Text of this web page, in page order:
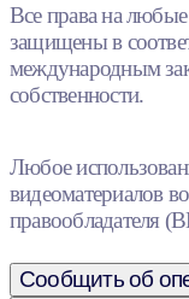
Все права на
защищены в
международным
собственности.
Любое
видеоматериалов
правообладателя
Сообщить об